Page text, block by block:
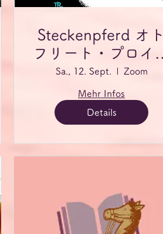
Steckenpferd オト
フリート・プロイス
ラ―読書会
Sa., 12. Sept. Zoom
Mehr Infos
Details